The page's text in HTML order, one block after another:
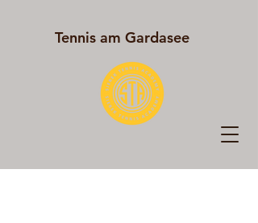
Tennis am Gardasee​